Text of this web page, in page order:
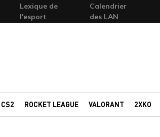
Lexique de
l'esport
Calendrier
des LAN
CS2 ROCKET LEAGUE VALORANT 2XKO